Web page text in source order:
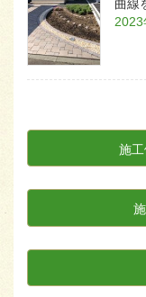
曲線
2023
施工
施